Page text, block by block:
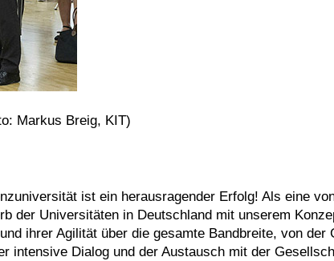
Markus Breig, KIT)
ist ein herausragender Erfolg! Als eine
der Universitäten in Deutschland mit unserem
ihrer Agilität über die gesamte Bandbreite, von der
intensive Dialog und der Austausch mit der